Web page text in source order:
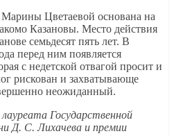
Цветаевой основана на
Казановы. Место действия
семьдесят пять лет. В
перед ним появляется
с недетской отвагой просит и
рискован и захватывающе
неожиданный.
Государственной
Д. С. Лихачева и премии